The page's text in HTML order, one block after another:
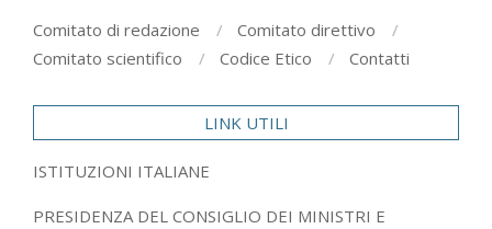
Comitato di redazione
Comitato direttivo
Comitato scientifico
Codice Etico Contatti
LINK UTILI
ISTITUZIONI ITALIANE
PRESIDENZA DEL CONSIGLIO DEI MINISTRI E